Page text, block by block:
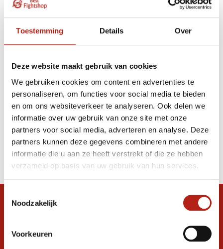
Toestemming Details Over
Deze website maakt gebruik van cookies
We gebruiken cookies om content en advertenties te
personaliseren, om functies voor social media te bieden
en om ons websiteverkeer te analyseren. Ook delen we
informatie over uw gebruik van onze site met onze
partners voor social media, adverteren en analyse. Deze
partners kunnen deze gegevens combineren met andere
informatie die u aan ze heeft verstrekt of die ze hebben
verzameld op basis van uw gebruik van hun services.
Noodzakelijk
Voorkeuren
Apply filters
Producten getagd met
Bangkok Spirit hemd wit
Producten
Filter
Sorteren op
Snel antwoord op je vraag?
graag verder. 24/7